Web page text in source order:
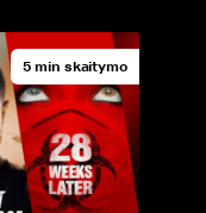
5 min skaitymo